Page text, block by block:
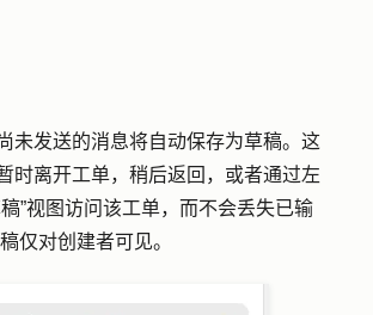
未发送的消息将自动保存为草稿。这
时离开工单，稍后返回，或者通过左
”视图访问该工单，而不会丢失已输
仅对创建者可见。